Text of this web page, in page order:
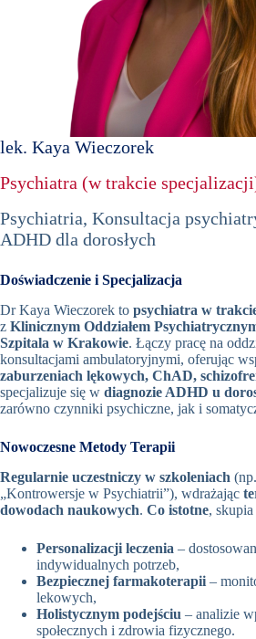
Appointment
+48
12
76 66
wizytę w
Oslomed
lek. Kaya Wieczorek
Psychiatra (w trakcie
Psychiatria, Konsultacja
ADHD dla dorosłych
Doświadczenie i Specjalizacja
Dr Kaya Wieczorek to psychiatra w
z Klinicznym Oddziałem
Szpitala w Krakowie. Łączy pracę na
konsultacjami ambulatoryjnymi, oferując
zaburzeniach lękowych, ChAD,
specjalizuje się w diagnozie ADHD u
zarówno czynniki psychiczne, jak i
Nowoczesne Metody Terapii
Regularnie uczestniczy w szkoleniach
„Kontrowersje w Psychiatrii”), wdrażając
dowodach naukowych. Co istotne, skupia
Personalizacji leczenia –
indywidualnych potrzeb,
Bezpiecznej farmakoterapii –
lekowych,
Holistycznym podejściu – analizie
społecznych i zdrowia fizycznego.